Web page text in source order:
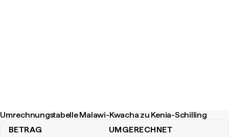
Umrechnungstabelle Malawi-Kwacha zu Kenia-Schilling
BETRAG UMGERECHNET